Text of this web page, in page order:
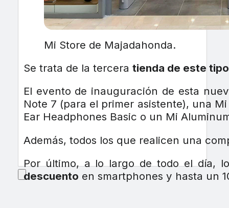
Mi Store de Majadahonda.
Se trata de la tercera tienda de este
El evento de inauguración de esta
Note 7 (para el primer asistente), una
Ear Headphones Basic o un Mi
Además, todos los que realicen una
Por último, a lo largo de todo el día,
descuento en smartphones y hasta un